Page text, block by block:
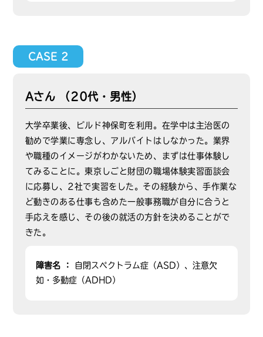
CASE 2
Aさん （20代・男性）
大学卒業後、ビルド神保町を利用。在学中は主治医の
勧めで学業に専念し、アルバイトはしなかった。業界
や職種のイメージがわかないため、まずは仕事体験し
てみることに。東京しごと財団の職場体験実習面談会
に応募し、2社で実習をした。その経験から、手作業な
ど動きのある仕事も含めた一般事務職が自分に合うと
手応えを感じ、その後の就活の方針を決めることがで
きた。
障害名 ：
自閉スペクトラム症（ASD）、注意欠
如・多動症（ADHD）